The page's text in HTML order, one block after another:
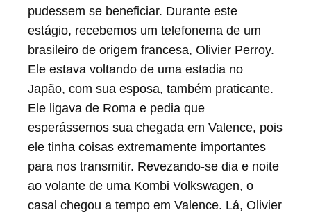
effet um changement radical, d’un karaté
puissant et rapide certes, mas saccadé,
crispé, et pour tout dire « militaire », vers
une forme plus fluide, encore plus basse
sur ses positions, aux attaques
pénétrantes plutôt que percutantes, balles
de fusil plutôt que masse d’armes, se
prolongeant quasi à l’infini à travers
l’adversaire, le tout dans des
déplacements souples, véloces et sans
discontinuité.
pudessem se beneficiar. Durante este
estágio, recebemos um telefonema de um
brasileiro de origem francesa, Olivier Perroy.
Ele estava voltando de uma estadia no
Japão, com sua esposa, também praticante.
Ele ligava de Roma e pedia que
esperássemos sua chegada em Valence, pois
ele tinha coisas extremamente importantes
para nos transmitir. Revezando-se dia e noite
ao volante de uma Kombi Volkswagen, o
casal chegou a tempo em Valence. Lá, Olivier